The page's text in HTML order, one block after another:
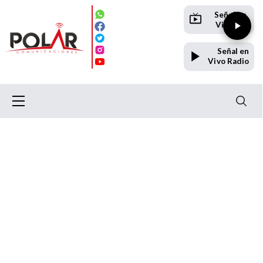
Señal en
Vivo TV
Señal en
Vivo Radio